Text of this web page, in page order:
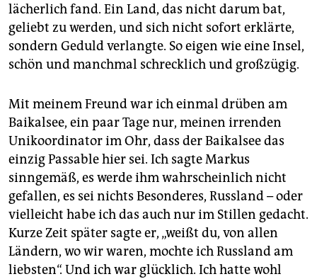
lächerlich fand. Ein Land, das nicht darum bat,
geliebt zu werden, und sich nicht sofort erklärte,
sondern Geduld verlangte. So eigen wie eine Insel,
schön und manchmal schrecklich und großzügig.
Mit meinem Freund war ich einmal drüben am
Baikalsee, ein paar Tage nur, meinen irrenden
Unikoordinator im Ohr, dass der Baikalsee das
einzig Passable hier sei. Ich sagte Markus
sinngemäß, es werde ihm wahrscheinlich nicht
gefallen, es sei nichts Besonderes, Russland – oder
vielleicht habe ich das auch nur im Stillen gedacht.
Kurze Zeit später sagte er, „weißt du, von allen
Ländern, wo wir waren, mochte ich Russland am
liebsten“. Und ich war glücklich. Ich hatte wohl